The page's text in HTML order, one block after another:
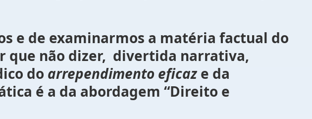
a matéria factual do
que não dizer, divertida narrativa,
do arrependimento eficaz e da
é a da abordagem “Direito e